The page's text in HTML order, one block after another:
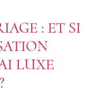
: ET SI
LUXE